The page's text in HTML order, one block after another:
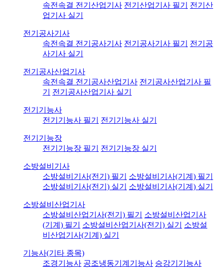
속전속결 전기산업기사 전기산업기사 필기
전기산
업기사 실기
전기공사기사
속전속결 전기공사기사 전기공사기사 필기
전기공
사기사 실기
전기공사산업기사
속전속결 전기공사산업기사 전기공사산업기사 필
기
전기공사산업기사 실기
전기기능사
전기기능사 필기
전기기능사 실기
전기기능장
전기기능장 필기
전기기능장 실기
소방설비기사
소방설비기사(전기) 필기
소방설비기사(기계) 필기
소방설비기사(전기) 실기
소방설비기사(기계) 실기
소방설비산업기사
소방설비산업기사(전기) 필기
소방설비산업기사
(기계) 필기
소방설비산업기사(전기) 실기
소방설
비산업기사(기계) 실기
기능사(기타 종목)
조경기능사 공조냉동기계기능사 승강기기능사